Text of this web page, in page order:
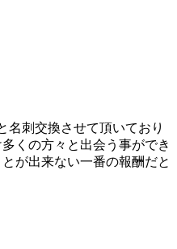
名刺交換させて頂いており
くの方々と出会う事ができ
が出来ない一番の報酬だと